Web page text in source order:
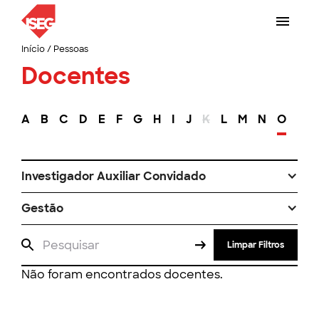
Início/ Pessoas
Docentes
A B C D E F G H I J K L M N O
Investigador Auxiliar Convidado
Gestão
Limpar Filtros
Não foram encontrados docentes.